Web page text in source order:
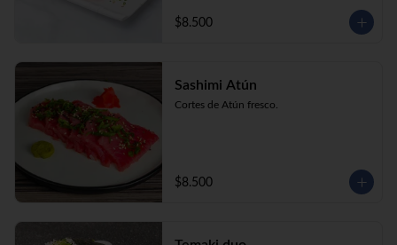
$8.500
Sashimi Atún
Cortes de Atún fresco.
$8.500